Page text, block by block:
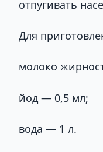
отпугивать
Для
молоко
йод — 0,5 мл;
вода — 1 л.